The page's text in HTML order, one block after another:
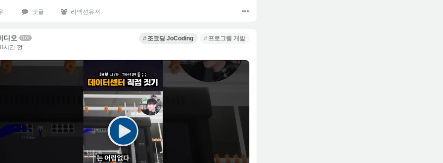
댓글 리액션유저
디오 bot
시간 전
조코딩 JoCoding 프로그램 개발